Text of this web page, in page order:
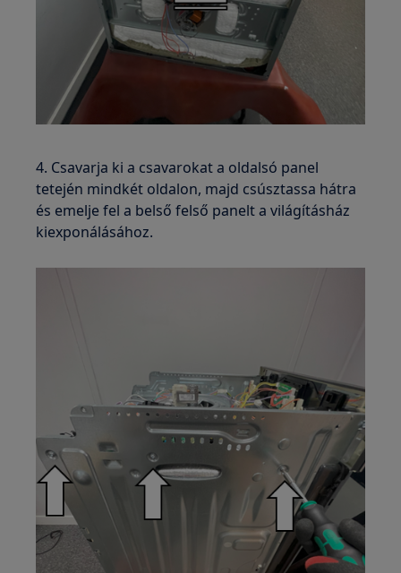
4. Csavarja ki a csavarokat a oldalsó panel
tetején mindkét oldalon, majd csúsztassa hátra
és emelje fel a belső felső panelt a világításház
kiexponálásához.